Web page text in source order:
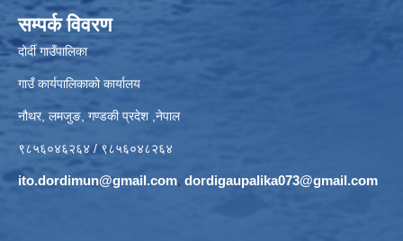
सम्पर्क विवरण
दोर्दी गाउँपालिका
गाउँ कार्यपालिकाको कार्यालय
नौथर, लमजुङ, गण्डकी प्रदेश ,नेपाल
९८५६०४६२६४ / ९८५६०४८२६४
ito.dordimun@gmail.com, dordigaupalika073@gmail.com